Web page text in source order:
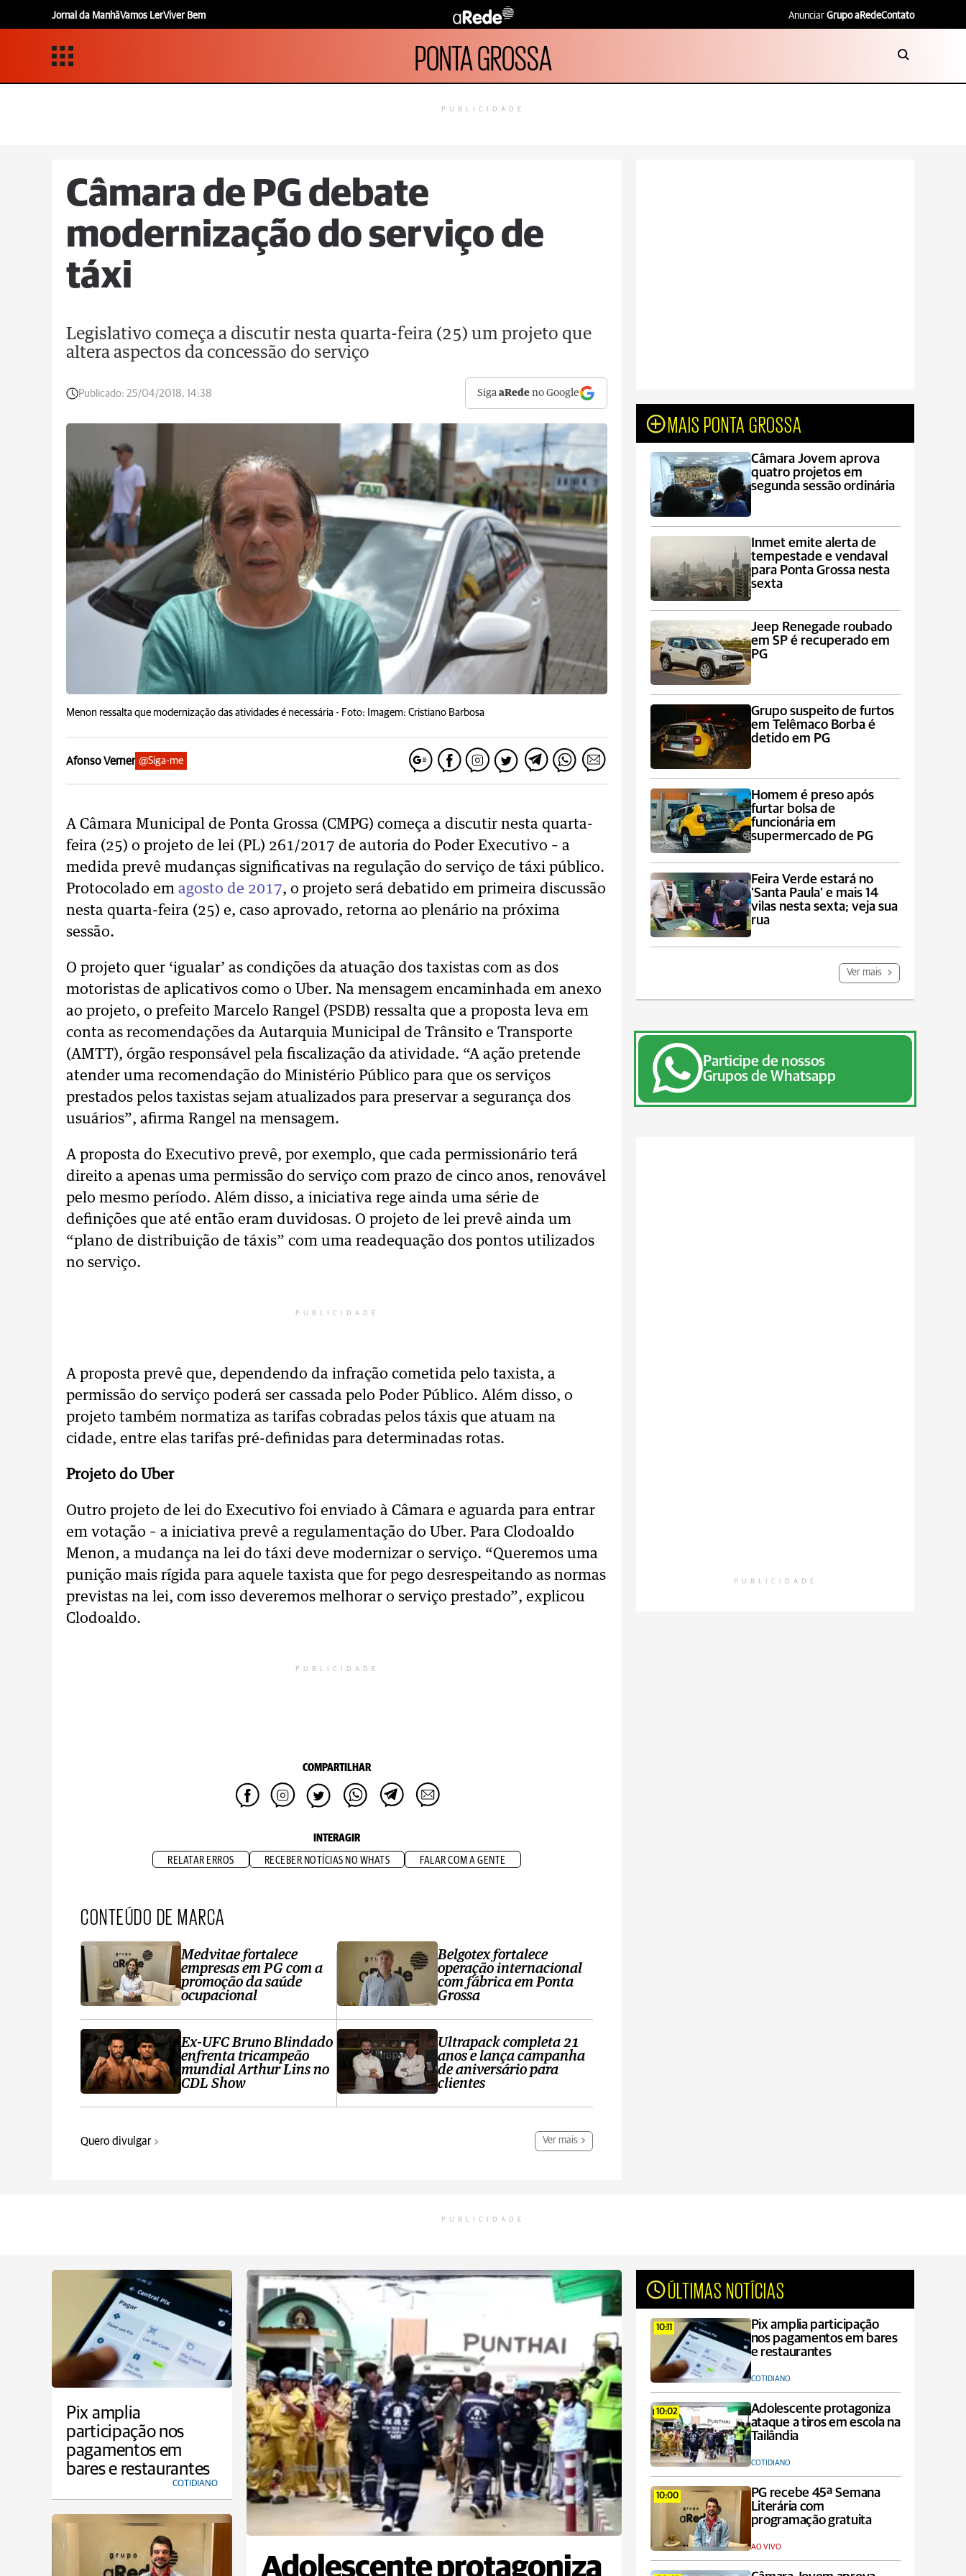
Jornal da ManhãVamos LerViver Bem Anunciar Grupo aRedeContato
PONTA GROSSA
PUBLICIDADE
Câmara de PG debate
modernização do serviço de
táxi
Legislativo começa a discutir nesta quarta-feira (25) um projeto que
altera aspectos da concessão do serviço
Publicado: 25/04/2018, 14:38 SigaaRede no Google
Menon ressalta que modernização das atividades é necessária - Foto: Imagem: Cristiano Barbosa
Afonso Verner @Siga-me
A Câmara Municipal de Ponta Grossa (CMPG) começa a discutir nesta quarta-
feira (25) o projeto de lei (PL) 261/2017 de autoria do Poder Executivo – a
medida prevê mudanças significativas na regulação do serviço de táxi público.
Protocolado em agosto de 2017, o projeto será debatido em primeira discussão
nesta quarta-feira (25) e, caso aprovado, retorna ao plenário na próxima
sessão.
O projeto quer ‘igualar’ as condições da atuação dos taxistas com as dos
motoristas de aplicativos como o Uber. Na mensagem encaminhada em anexo
ao projeto, o prefeito Marcelo Rangel (PSDB) ressalta que a proposta leva em
conta as recomendações da Autarquia Municipal de Trânsito e Transporte
(AMTT), órgão responsável pela fiscalização da atividade. “A ação pretende
atender uma recomendação do Ministério Público para que os serviços
prestados pelos taxistas sejam atualizados para preservar a segurança dos
usuários”, afirma Rangel na mensagem.
A proposta do Executivo prevê, por exemplo, que cada permissionário terá
direito a apenas uma permissão do serviço com prazo de cinco anos, renovável
pelo mesmo período. Além disso, a iniciativa rege ainda uma série de
definições que até então eram duvidosas. O projeto de lei prevê ainda um
“plano de distribuição de táxis” com uma readequação dos pontos utilizados
no serviço.
PUBLICIDADE
A proposta prevê que, dependendo da infração cometida pelo taxista, a
permissão do serviço poderá ser cassada pelo Poder Público. Além disso, o
projeto também normatiza as tarifas cobradas pelos táxis que atuam na
cidade, entre elas tarifas pré-definidas para determinadas rotas.
Projeto do Uber
Outro projeto de lei do Executivo foi enviado à Câmara e aguarda para entrar
em votação – a iniciativa prevê a regulamentação do Uber. Para Clodoaldo
Menon, a mudança na lei do táxi deve modernizar o serviço. “Queremos uma
punição mais rígida para aquele taxista que for pego desrespeitando as normas
previstas na lei, com isso deveremos melhorar o serviço prestado”, explicou
Clodoaldo.
PUBLICIDADE
COMPARTILHAR
INTERAGIR
RELATAR ERROS RECEBER NOTÍCIAS NO WHATS FALAR COM A GENTE
CONTEÚDO DE MARCA
Medvitae fortalece
empresas em PG com a
promoção da saúde
ocupacional
Ex-UFC Bruno Blindado
enfrenta tricampeão
mundial Arthur Lins no
CDL Show
Belgotex fortalece
operação internacional
com fábrica em Ponta
Grossa
Ultrapack completa 21
anos e lança campanha
de aniversário para
clientes
Quero divulgar Ver mais
MAIS PONTA GROSSA
Câmara Jovem aprova
quatro projetos em
segunda sessão ordinária
Inmet emite alerta de
tempestade e vendaval
para Ponta Grossa nesta
sexta
Jeep Renegade roubado
em SP é recuperado em
PG
Grupo suspeito de furtos
em Telêmaco Borba é
detido em PG
Homem é preso após
furtar bolsa de
funcionária em
supermercado de PG
Feira Verde estará no
'Santa Paula' e mais 14
vilas nesta sexta; veja sua
rua
Ver mais
Participe de nossos
Grupos de Whatsapp
PUBLICIDADE
PUBLICIDADE
Pix amplia
participação nos
pagamentos em
bares e restaurantes
COTIDIANO
Adolescente protagoniza
ÚLTIMAS NOTÍCIAS
10:11
Pix amplia participação
nos pagamentos em bares
e restaurantes
COTIDIANO
10:02
Adolescente protagoniza
ataque a tiros em escola na
Tailândia
COTIDIANO
10:00
PG recebe 45ª Semana
Literária com
programação gratuita
AO VIVO